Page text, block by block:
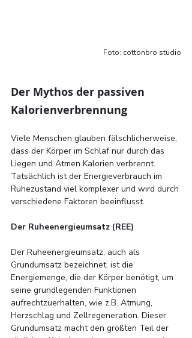
Foto: cottonbro studio
Der Mythos der passiven
Kalorienverbrennung
Viele Menschen glauben fälschlicherweise,
dass der Körper im Schlaf nur durch das
Liegen und Atmen Kalorien verbrennt.
Tatsächlich ist der Energieverbrauch im
Ruhezustand viel komplexer und wird durch
verschiedene Faktoren beeinflusst.
Der Ruheenergieumsatz (REE)
Der Ruheenergieumsatz, auch als
Grundumsatz bezeichnet, ist die
Energiemenge, die der Körper benötigt, um
seine grundlegenden Funktionen
aufrechtzuerhalten, wie z.B. Atmung,
Herzschlag und Zellregeneration. Dieser
Grundumsatz macht den größten Teil der